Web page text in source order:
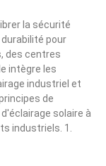
la sécurité
pour
des centres
intègre les
industriel et
de
solaire à
industriels. 1.